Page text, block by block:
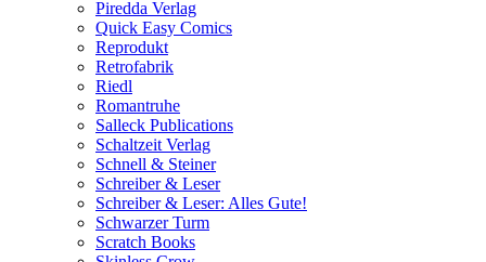
Piredda Verlag
Quick Easy Comics
Reprodukt
Retrofabrik
Riedl
Romantruhe
Salleck Publications
Schaltzeit Verlag
Schnell & Steiner
Schreiber & Leser
Schreiber & Leser: Alles Gute!
Schwarzer Turm
Scratch Books